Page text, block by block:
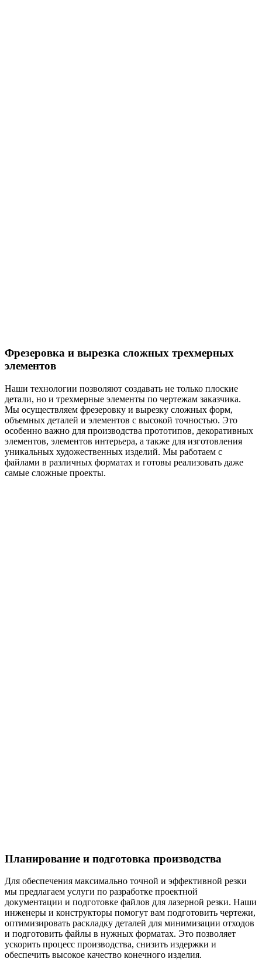
Фрезеровка и вырезка сложных трехмерных
элементов
Наши технологии позволяют создавать не только плоские
детали, но и трехмерные элементы по чертежам заказчика.
Мы осуществляем фрезеровку и вырезку сложных форм,
объемных деталей и элементов с высокой точностью. Это
особенно важно для производства прототипов, декоративных
элементов, элементов интерьера, а также для изготовления
уникальных художественных изделий. Мы работаем с
файлами в различных форматах и готовы реализовать даже
самые сложные проекты.
Планирование и подготовка производства
Для обеспечения максимально точной и эффективной резки
мы предлагаем услуги по разработке проектной
документации и подготовке файлов для лазерной резки. Наши
инженеры и конструкторы помогут вам подготовить чертежи,
оптимизировать раскладку деталей для минимизации отходов
и подготовить файлы в нужных форматах. Это позволяет
ускорить процесс производства, снизить издержки и
обеспечить высокое качество конечного изделия.